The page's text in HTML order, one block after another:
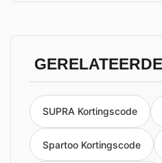
SUPRA Kortingscode
Spartoo Kortingscode